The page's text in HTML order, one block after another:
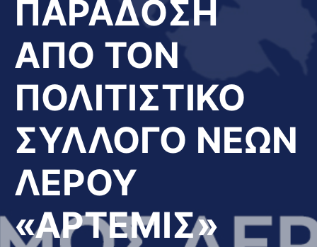
ΠΑΡΑΔΟΣΗ
ΑΠΟ ΤΟΝ
ΠΟΛΙΤΙΣΤΙΚΟ
ΣΥΛΛΟΓΟ ΝΕΩΝ
ΛΕΡΟΥ
«ΑΡΤΕΜΙΣ»